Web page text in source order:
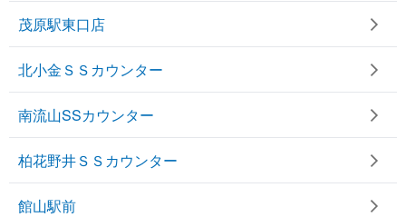
茂原駅東口店
北小金ＳＳカウンター
南流山SSカウンター
柏花野井ＳＳカウンター
館山駅前